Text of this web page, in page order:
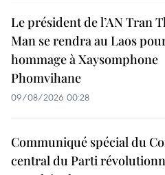
Le président de l’AN Tran
Man se rendra au Laos
hommage à Xaysomphone
Phomvihane
09/08/2026 00:28
Communiqué spécial du
central du Parti